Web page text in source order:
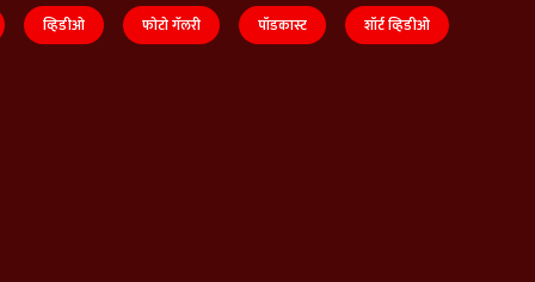
व्हिडीओ फोटो गॅलरी पॉडकास्ट शॉर्ट व्हिडीओ